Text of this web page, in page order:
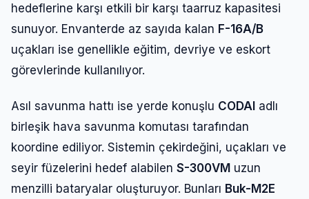
hedeflerine karşı etkili bir karşı taarruz kapasitesi
sunuyor. Envanterde az sayıda kalan F-16A/B
uçakları ise genellikle eğitim, devriye ve eskort
görevlerinde kullanılıyor.
Asıl savunma hattı ise yerde konuşlu CODAI adlı
birleşik hava savunma komutası tarafından
koordine ediliyor. Sistemin çekirdeğini, uçakları ve
seyir füzelerini hedef alabilen S-300VM uzun
menzilli bataryalar oluşturuyor. Bunları Buk-M2E